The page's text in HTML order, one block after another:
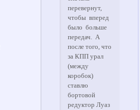
перевернут,
чтобы вперед
было больше
передач. А
после того, что
за КПП урал
(между
коробок)
ставлю
бортовой
редуктор Луаз